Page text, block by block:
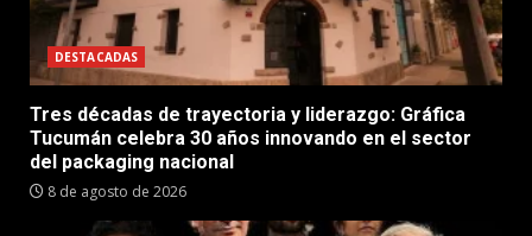
DESTACADAS
Tres décadas de trayectoria y liderazgo: Gráfica
Tucumán celebra 30 años innovando en el sector
del packaging nacional
8 de agosto de 2026